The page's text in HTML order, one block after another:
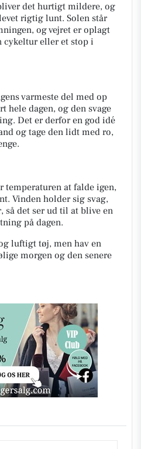
det hurtigt mildere, og
rigtig lunt. Solen står
og vejret er oplagt
cykeltur eller et stop i
varmeste del med op
hele dagen, og den svage
Det er derfor en god idé
og tage den lidt med ro,
temperaturen at falde igen,
Vinden holder sig svag,
så det ser ud til at blive en
på dagen.
luftigt tøj, men hav en
morgen og den senere